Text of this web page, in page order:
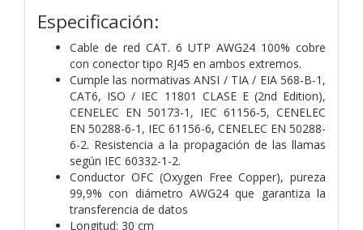
Especificación:
Cable de red CAT. 6 UTP AWG24 100% cobre
con conector tipo RJ45 en ambos extremos.
Cumple las normativas ANSI / TIA / EIA 568-B-1,
CAT6, ISO / IEC 11801 CLASE E (2nd Edition),
CENELEC EN 50173-1, IEC 61156-5, CENELEC
EN 50288-6-1, IEC 61156-6, CENELEC EN 50288-
6-2. Resistencia a la propagación de las llamas
según IEC 60332-1-2.
Conductor OFC (Oxygen Free Copper), pureza
99,9% con diámetro AWG24 que garantiza la
transferencia de datos
Longitud: 30 cm